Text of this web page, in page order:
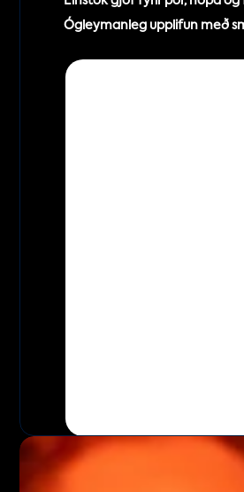
Ógleymanleg upplifun með